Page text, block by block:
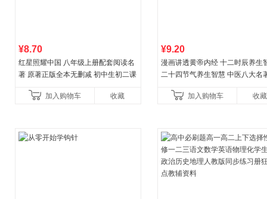
¥8.70
红星照耀中国 八年级上册配套阅读名
著 原著正版全本无删减 初中生初二课
加入购物车
收藏
¥9.20
漫画讲透黄帝内经 十二时辰养生
二十四节气养生智慧 中医八大名
加入购物车
收藏